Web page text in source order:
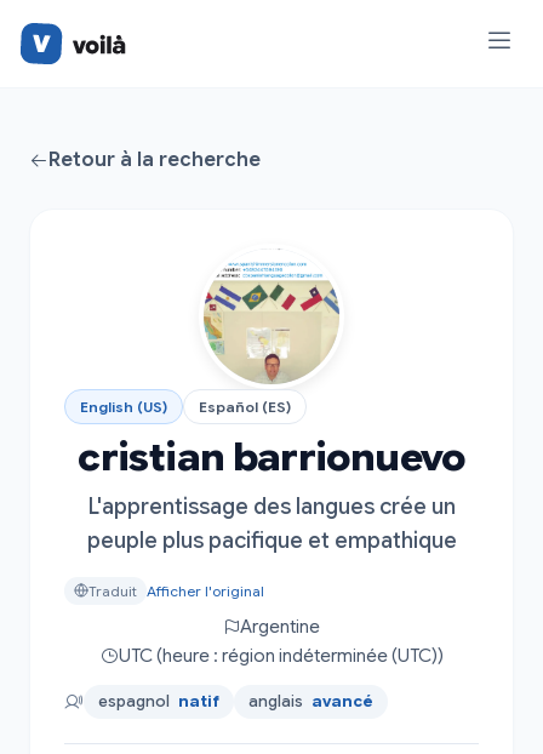
Retour à la recherche
English (US) Español (ES)
cristian barrionuevo
L'apprentissage des langues crée un
peuple plus pacifique et empathique
Traduit Afficher l'original
Argentine
UTC (heure : région indéterminée (UTC))
espagnol natif anglais avancé